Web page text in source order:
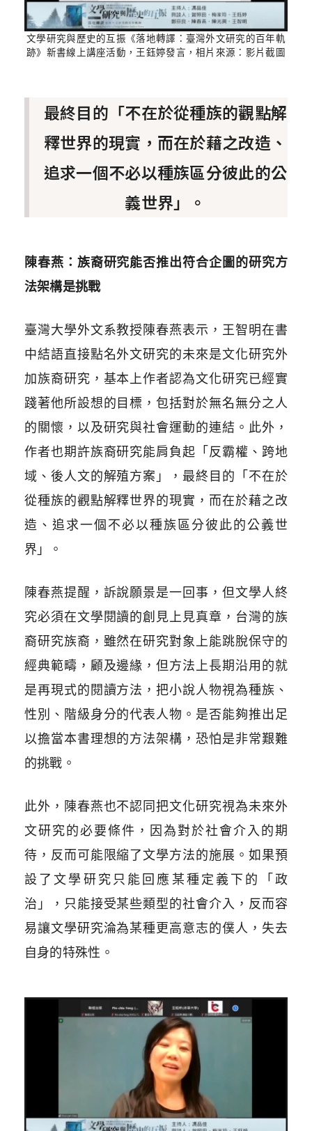
文學研究與歷史的互振《落地轉譯：臺灣外文研究的百年軌
跡》新書線上講座活動，王鈺婷發言，相片來源：影片截圖
最終目的「不在於從種族的觀點解
釋世界的現實，而在於藉之改造、
追求一個不必以種族區分彼此的公
義世界」。
陳春燕：族裔研究能否推出符合企圖的研究方
法架構是挑戰
臺灣大學外文系教授陳春燕表示，王智明在書
中結語直接點名外文研究的未來是文化研究外
加族裔研究，基本上作者認為文化研究已經實
踐著他所設想的目標，包括對於無名無分之人
的關懷，以及研究與社會運動的連結。此外，
作者也期許族裔研究能肩負起「反霸權、跨地
域、後人文的解殖方案」，最終目的「不在於
從種族的觀點解釋世界的現實，而在於藉之改
造、追求一個不必以種族區分彼此的公義世
界」。
陳春燕提醒，訴說願景是一回事，但文學人終
究必須在文學閱讀的創見上見真章，台灣的族
裔研究族裔，雖然在研究對象上能跳脫保守的
經典範疇，顧及邊緣，但方法上長期沿用的就
是再現式的閱讀方法，把小說人物視為種族、
性別、階級身分的代表人物。是否能夠推出足
以擔當本書理想的方法架構，恐怕是非常艱難
的挑戰。
此外，陳春燕也不認同把文化研究視為未來外
文研究的必要條件，因為對於社會介入的期
待，反而可能限縮了文學方法的施展。如果預
設了文學研究只能回應某種定義下的「政
治」，只能接受某些類型的社會介入，反而容
易讓文學研究淪為某種更高意志的僕人，失去
自身的特殊性。